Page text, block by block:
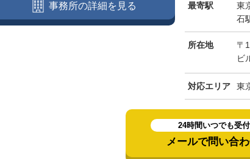
最寄駅
東
石
所在地
〒
ビ
対応エリア 東
事務所の詳細を見る
24時間いつでも受
メールで問い合